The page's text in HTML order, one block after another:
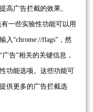
高广告拦截的效果。
一些实验性功能可以用
入“chrome://flags”，然
告”相关的关键信息，
功能选项。这些功能可
供更多的广告拦截选